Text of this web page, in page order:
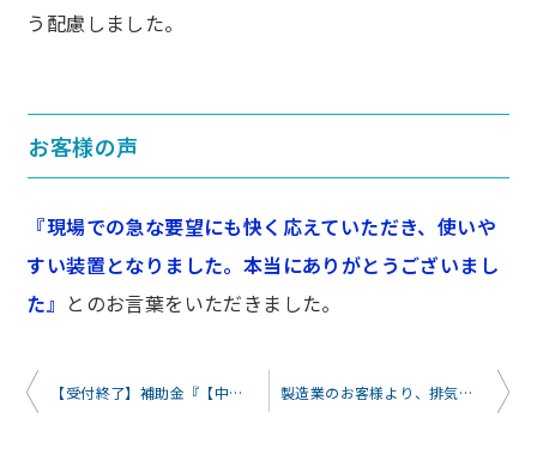
う配慮しました。
お客様の声
『現場での急な要望にも快く応えていただき、使いや
すい装置となりました。本当にありがとうございまし
た』 とのお言葉をいただきました。
投
【受付終了】補助金『【中小企業者向け】電気料金高騰等に伴う緊急支援事業（栃木県）』の概要が公表されました！ 製造業のお客様より、排気ガスの局所排気装置のご依頼